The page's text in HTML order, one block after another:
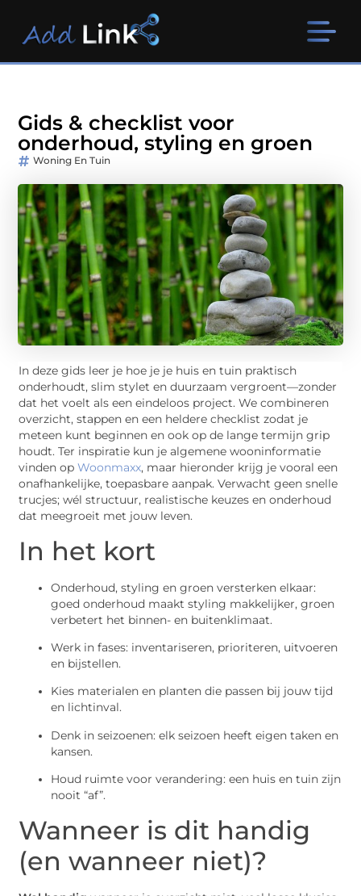
Gids & checklist voor
onderhoud, styling en groen
Woning En Tuin
In deze gids leer je hoe je je huis en tuin praktisch
onderhoudt, slim stylet en duurzaam vergroent—zonder
dat het voelt als een eindeloos project. We combineren
overzicht, stappen en een heldere checklist zodat je
meteen kunt beginnen en ook op de lange termijn grip
houdt. Ter inspiratie kun je algemene wooninformatie
vinden opWoonmaxx, maar hieronder krijg je vooral een
onafhankelijke, toepasbare aanpak. Verwacht geen snelle
trucjes; wél structuur, realistische keuzes en onderhoud
dat meegroeit met jouw leven.
In het kort
Onderhoud, styling en groen versterken elkaar:
goed onderhoud maakt styling makkelijker, groen
verbetert het binnen- en buitenklimaat.
Werk in fases: inventariseren, prioriteren, uitvoeren
en bijstellen.
Kies materialen en planten die passen bij jouw tijd
en lichtinval.
Denk in seizoenen: elk seizoen heeft eigen taken en
kansen.
Houd ruimte voor verandering: een huis en tuin zijn
nooit “af”.
Wanneer is dit handig
(en wanneer niet)?